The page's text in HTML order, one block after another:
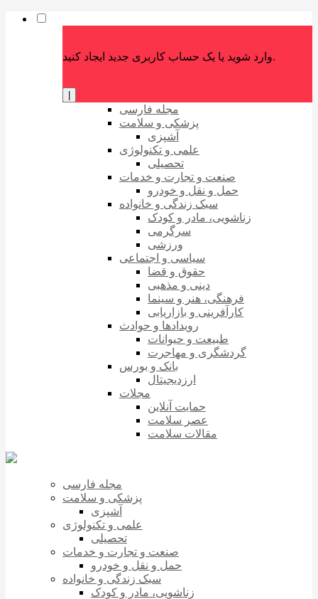
وارد شوید یا یک حساب کاربری جدید ایجاد کنید.
مجله فارسی
پزشکی و سلامت
آشپزی
علمی و تکنولوژی
تحصیلی
صنعت و تجارت و خدمات
حمل و نقل و خودرو
سبک زندگی و خانواده
زناشویی، مادر و کودک
سرگرمی
ورزشی
سیاسی و اجتماعی
حقوق و قضا
دینی و مذهبی
فرهنگی، هنر و سینما
کارآفرینی و بازاریابی
رویدادها و حوادث
طبیعت و حیوانات
گردشگری و مهاجرت
بانک و بورس
ارزدیجیتال
مجلات
حمایت آنلاین
عصر سلامت
مقالات سلامت
مجله فارسی
پزشکی و سلامت
آشپزی
علمی و تکنولوژی
تحصیلی
صنعت و تجارت و خدمات
حمل و نقل و خودرو
سبک زندگی و خانواده
زناشویی، مادر و کودک